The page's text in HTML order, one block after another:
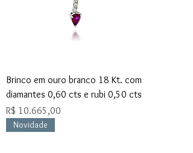
Brinco em ouro branco 18 Kt. com
diamantes 0,60 cts e rubi 0,50 cts
Preço
R$ 10.665,00
Novidade